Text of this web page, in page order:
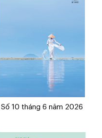
Số 10 tháng 6 năm 2026